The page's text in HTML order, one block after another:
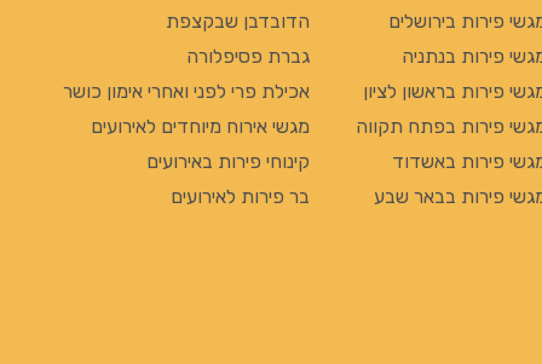
פירות בירושלים
פירות בנתניה
פירות בראשון לציון
פירות בפתח תקווה
פירות באשדוד
פירות בבאר שבע
הדובדבן שבקצפת
גברת פסיפלורה
אכילת פרי לפני ואחרי אימון כושר
מגשי אירוח מיוחדים לאירועים
קינוחי פירות באירועים
בר פירות לאירועים